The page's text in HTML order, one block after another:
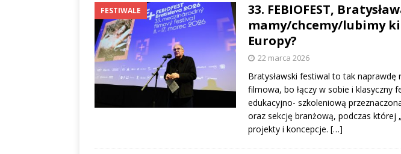
FESTIWALE
33. FEBIOFEST,
mamy/chcemy/lubimy
Europy?
22 marca 2026
Bratysławski festiwal to tak naprawdę
filmowa, bo łączy w sobie i klasyczny
edukacyjno- szkoleniową
oraz sekcję branżową, podczas której
projekty i koncepcje. […]